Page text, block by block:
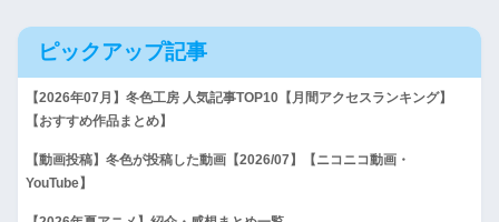
ピックアップ記事
【2026年07月】冬色工房 人気記事TOP10【月間アクセスランキング】
【おすすめ作品まとめ】
【動画投稿】冬色が投稿した動画【2026/07】【ニコニコ動画・
YouTube】